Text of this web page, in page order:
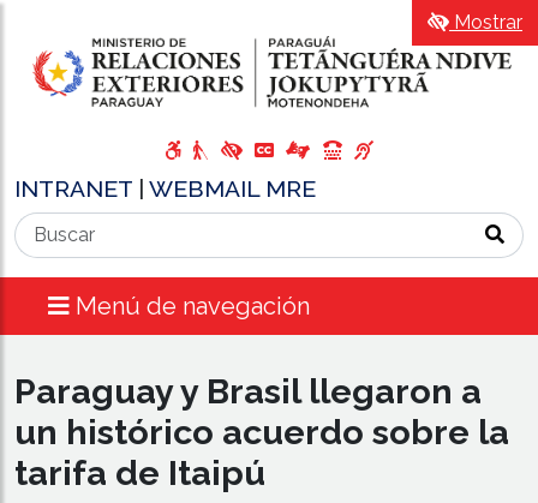
INTRANET WEBMAIL MRE
Menú de navegación
Mostrar
Paraguay y Brasil llegaron a
un histórico acuerdo sobre la
tarifa de Itaipú